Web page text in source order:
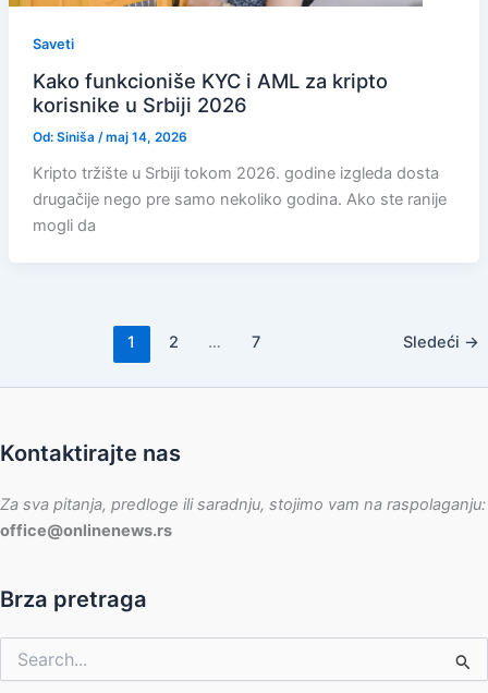
Saveti
Kako funkcioniše KYC i AML za kripto
korisnike u Srbiji 2026
Od: Siniša /maj 14, 2026
Kripto tržište u Srbiji tokom 2026. godine izgleda dosta
drugačije nego pre samo nekoliko godina. Ako ste ranije
mogli da
1 2 … 7 Sledeći →
Kontaktirajte nas
Za sva pitanja, predloge ili saradnju, stojimo vam na raspolaganju:
office@onlinenews.rs
Brza pretraga
za: